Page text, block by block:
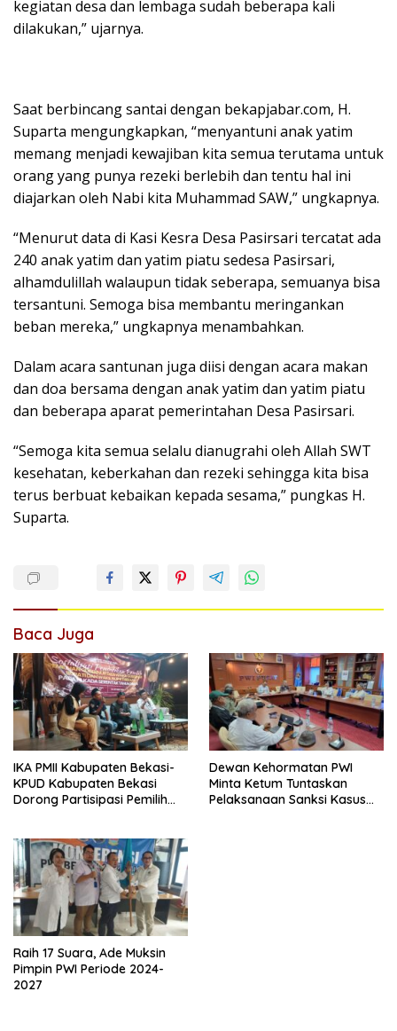
kegiatan desa dan lembaga sudah beberapa kali
dilakukan,” ujarnya.
Saat berbincang santai dengan bekapjabar.com, H.
Suparta mengungkapkan, “menyantuni anak yatim
memang menjadi kewajiban kita semua terutama untuk
orang yang punya rezeki berlebih dan tentu hal ini
diajarkan oleh Nabi kita Muhammad SAW,” ungkapnya.
“Menurut data di Kasi Kesra Desa Pasirsari tercatat ada
240 anak yatim dan yatim piatu sedesa Pasirsari,
alhamdulillah walaupun tidak seberapa, semuanya bisa
tersantuni. Semoga bisa membantu meringankan
beban mereka,” ungkapnya menambahkan.
Dalam acara santunan juga diisi dengan acara makan
dan doa bersama dengan anak yatim dan yatim piatu
dan beberapa aparat pemerintahan Desa Pasirsari.
“Semoga kita semua selalu dianugrahi oleh Allah SWT
kesehatan, keberkahan dan rezeki sehingga kita bisa
terus berbuat kebaikan kepada sesama,” pungkas H.
Suparta.
Baca Juga
IKA PMII Kabupaten Bekasi-
KPUD Kabupaten Bekasi
Dorong Partisipasi Pemilih
Dewan Kehormatan PWI
Minta Ketum Tuntaskan
Pelaksanaan Sanksi Kasus
Raih 17 Suara, Ade Muksin
Pimpin PWI Periode 2024-
2027